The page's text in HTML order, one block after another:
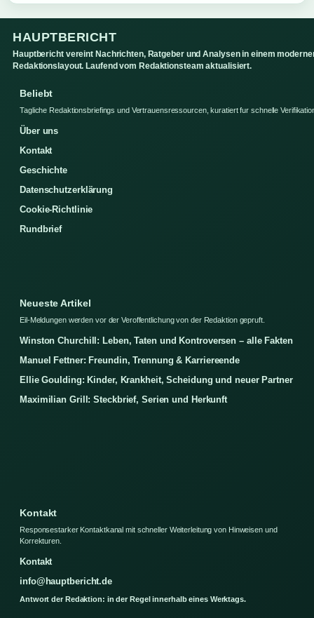
HAUPTBERICHT
Hauptbericht vereint Nachrichten, Ratgeber und Analysen in einem
Redaktionslayout. Laufend vom Redaktionsteam aktualisiert.
Beliebt
Tagliche Redaktionsbriefings und Vertrauensressourcen, kuratiert fur schnelle
Über uns
Kontakt
Geschichte
Datenschutzerklärung
Cookie-Richtlinie
Rundbrief
Neueste Artikel
Eil-Meldungen werden vor der Veroffentlichung von der Redaktion gepruft.
Winston Churchill: Leben, Taten und Kontroversen – alle Fakten
Manuel Fettner: Freundin, Trennung & Karriereende
Ellie Goulding: Kinder, Krankheit, Scheidung und neuer Partner
Maximilian Grill: Steckbrief, Serien und Herkunft
Kontakt
Responsestarker Kontaktkanal mit schneller Weiterleitung von Hinweisen und
Korrekturen.
Kontakt
info@hauptbericht.de
Antwort der Redaktion: in der Regel innerhalb eines Werktags.